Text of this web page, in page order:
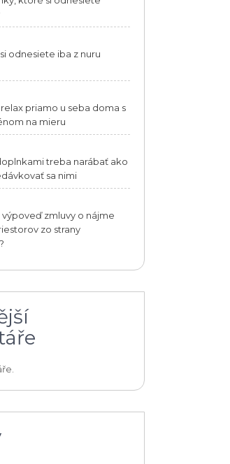
odnesiete iba z nuru
priamo u seba doma s
na mieru
treba narábať ako
sa nimi
výpoveď zmluvy o nájme
zo strany